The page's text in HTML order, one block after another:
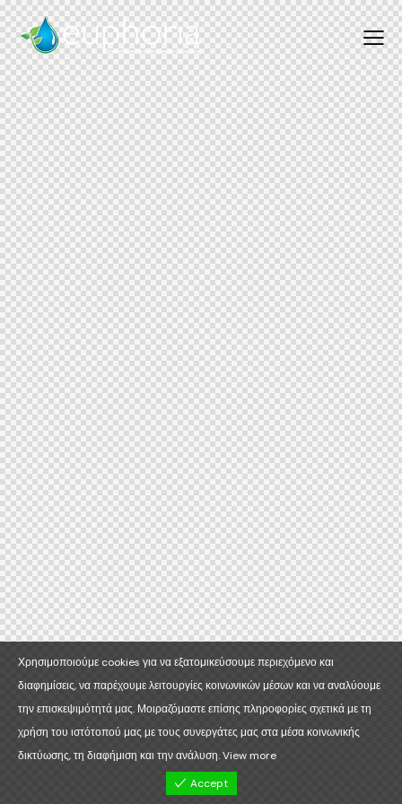
Χρησιμοποιούμε cookies για να εξατομικεύσουμε περιεχόμενο και
διαφημίσεις, να παρέχουμε λειτουργίες κοινωνικών μέσων και να αναλύουμε
την επισκεψιμότητά μας. Μοιραζόμαστε επίσης πληροφορίες σχετικά με τη
χρήση του ιστότοπού μας με τους συνεργάτες μας στα μέσα κοινωνικής
δικτύωσης, τη διαφήμιση και την ανάλυση.View more
Accept